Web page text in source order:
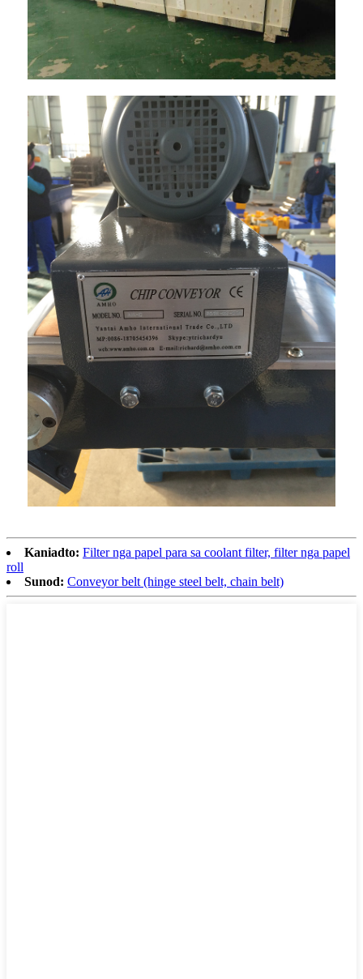
Kaniadto: Filter nga papel para sa coolant filter, filter nga papel
roll
Sunod: Conveyor belt (hinge steel belt, chain belt)